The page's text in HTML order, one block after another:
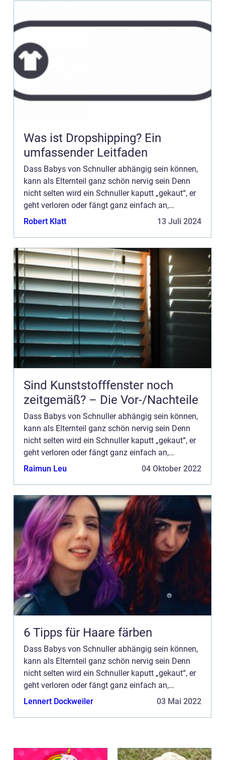
Was ist Dropshipping? Ein
umfassender Leitfaden
Dass Babys von Schnuller abhängig sein können,
kann als Elternteil ganz schön nervig sein Denn
nicht selten wird ein Schnuller kaputt „gekaut“, er
geht verloren oder fängt ganz einfach an,
unhygienisch zu werden. Ausserdem wird der
Robert Klatt 13 Juli 2024
Sind Kunststofffenster noch
zeitgemäß? – Die Vor-/Nachteile
Dass Babys von Schnuller abhängig sein können,
kann als Elternteil ganz schön nervig sein Denn
nicht selten wird ein Schnuller kaputt „gekaut“, er
geht verloren oder fängt ganz einfach an,
unhygienisch zu werden. Ausserdem wird der
Raimun Leu 04 Oktober 2022
6 Tipps für Haare färben
Dass Babys von Schnuller abhängig sein können,
kann als Elternteil ganz schön nervig sein Denn
nicht selten wird ein Schnuller kaputt „gekaut“, er
geht verloren oder fängt ganz einfach an,
unhygienisch zu werden. Ausserdem wird der
Lennert Dockweiler 03 Mai 2022